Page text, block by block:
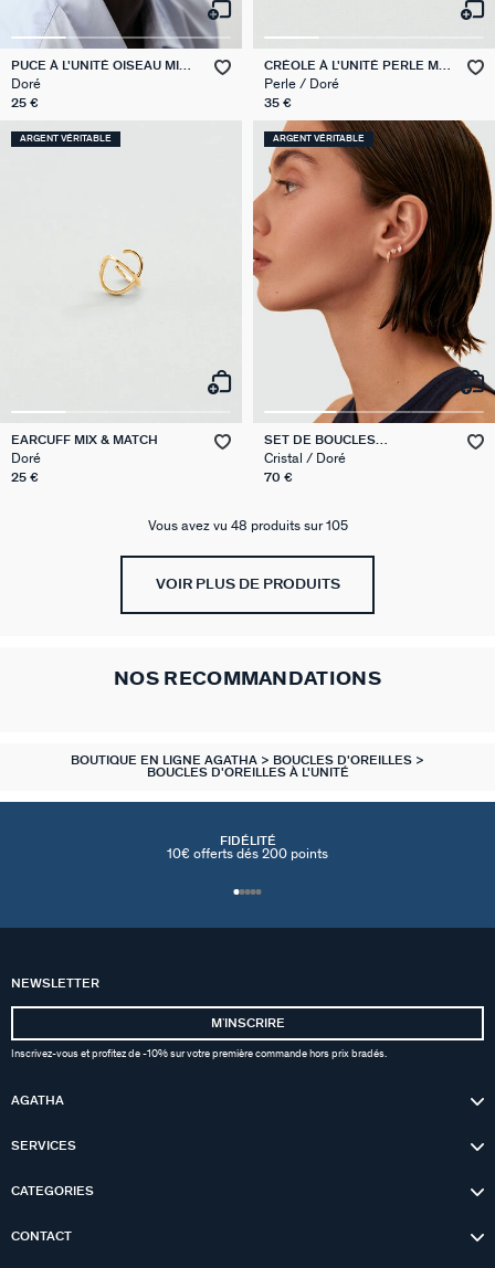
PUCE À L'UNITÉ OISEAU MIX
& MATCH
Doré
25 €
CRÉOLE À L'UNITÉ PERLE MIX
& MATCH
Perle / Doré
35 €
ARGENT VÉRITABLE
EARCUFF MIX & MATCH
Doré
25 €
ARGENT VÉRITABLE
SET DE BOUCLES
D'OREILLES MIX & MATCH
Cristal / Doré
70 €
Vous avez vu 48 produits sur 105
VOIR PLUS DE PRODUITS
NOS RECOMMANDATIONS
BOUTIQUE EN LIGNE AGATHA
BOUCLES D'OREILLES
BOUCLES D'OREILLES À L'UNITÉ
FIDÉLITÉ
10€ offerts dés 200 points
NEWSLETTER
MʼINSCRIRE
Inscrivez-vous et profitez de -10% sur votre première commande hors prix bradés.
AGATHA
SERVICES
CATEGORIES
CONTACT